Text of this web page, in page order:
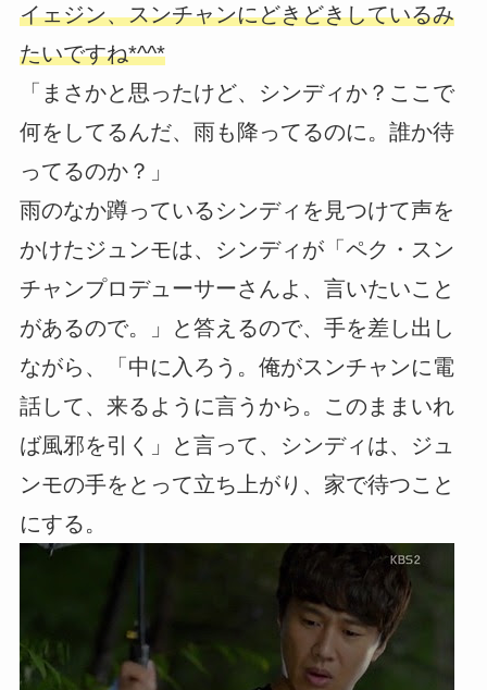
イェジン、スンチャンにどきどきしているみ
たいですね*^^*
「まさかと思ったけど、シンディか？ここで
何をしてるんだ、雨も降ってるのに。誰か待
ってるのか？」
雨のなか蹲っているシンディを見つけて声を
かけたジュンモは、シンディが「ペク・スン
チャンプロデューサーさんよ、言いたいこと
があるので。」と答えるので、手を差し出し
ながら、「中に入ろう。俺がスンチャンに電
話して、来るように言うから。このままいれ
ば風邪を引く」と言って、シンディは、ジュ
ンモの手をとって立ち上がり、家で待つこと
にする。